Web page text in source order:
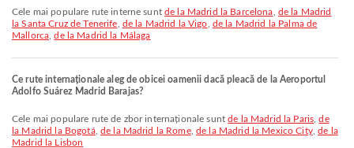
Cele mai populare rute interne suntde la Madrid la Barcelona de la Madrid
la Santa Cruz de Tenerife de la Madrid la Vigo de la Madrid la Palma de
Mallorca ,de la Madrid la Málaga
Ce rute internaționale aleg de obicei oamenii dacă pleacă de la Aeroportul
Adolfo Suárez Madrid Barajas?
Cele mai populare rute de zbor internaționale suntde la Madrid la Paris ,de
la Madrid la Bogotá, de la Madrid la Rome,de la Madrid la Mexico City,de la
Madrid la Lisbon